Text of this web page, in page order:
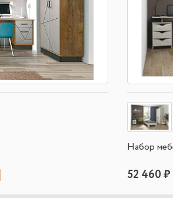
Набор
52 460 ₽